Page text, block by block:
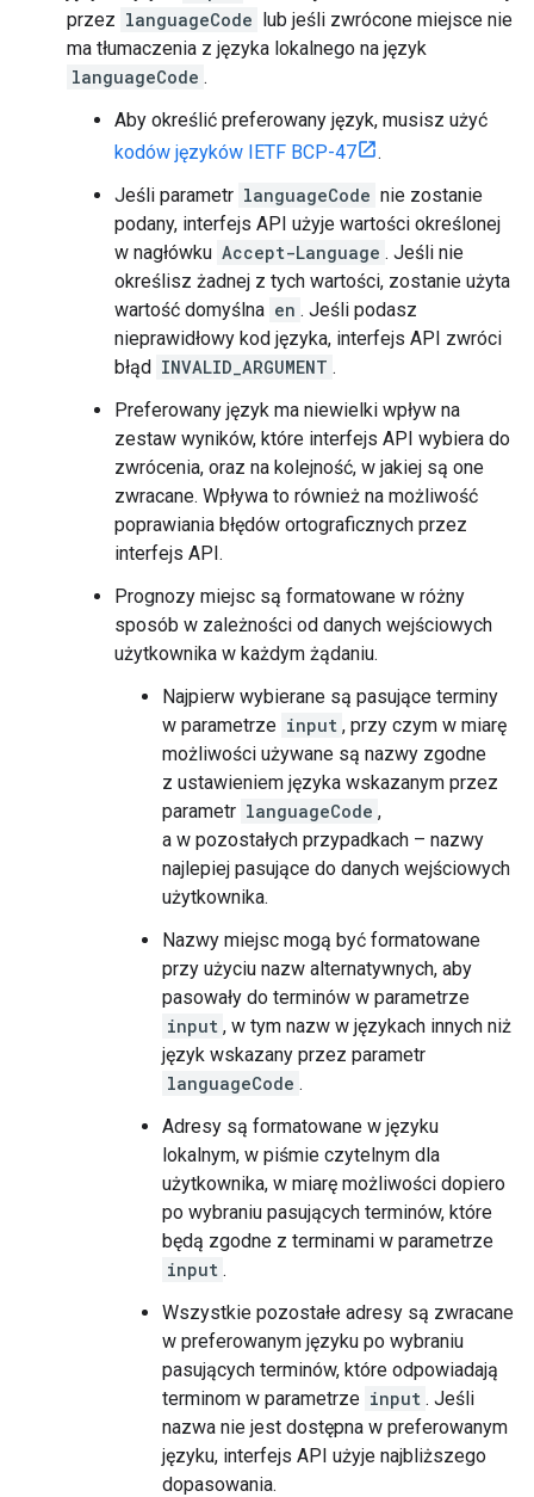
przez languageCode lub jeśli zwrócone miejsce nie
ma tłumaczenia z języka lokalnego na język
languageCode .
Aby określić preferowany język, musisz użyć
kodów języków IETF BCP-47
.
Jeśli parametr languageCode nie zostanie
podany, interfejs API użyje wartości określonej
w nagłówku Accept-Language . Jeśli nie
określisz żadnej z tych wartości, zostanie użyta
wartość domyślna en . Jeśli podasz
nieprawidłowy kod języka, interfejs API zwróci
błąd INVALID_ARGUMENT .
Preferowany język ma niewielki wpływ na
zestaw wyników, które interfejs API wybiera do
zwrócenia, oraz na kolejność, w jakiej są one
zwracane. Wpływa to również na możliwość
poprawiania błędów ortograficznych przez
interfejs API.
Prognozy miejsc są formatowane w różny
sposób w zależności od danych wejściowych
użytkownika w każdym żądaniu.
Najpierw wybierane są pasujące terminy
w parametrze input , przy czym w miarę
możliwości używane są nazwy zgodne
z ustawieniem języka wskazanym przez
parametr languageCode ,
a w pozostałych przypadkach – nazwy
najlepiej pasujące do danych wejściowych
użytkownika.
Nazwy miejsc mogą być formatowane
przy użyciu nazw alternatywnych, aby
pasowały do terminów w parametrze
input , w tym nazw w językach innych niż
język wskazany przez parametr
languageCode .
Adresy są formatowane w języku
lokalnym, w piśmie czytelnym dla
użytkownika, w miarę możliwości dopiero
po wybraniu pasujących terminów, które
będą zgodne z terminami w parametrze
input .
Wszystkie pozostałe adresy są zwracane
w preferowanym języku po wybraniu
pasujących terminów, które odpowiadają
terminom w parametrze input . Jeśli
nazwa nie jest dostępna w preferowanym
języku, interfejs API użyje najbliższego
dopasowania.